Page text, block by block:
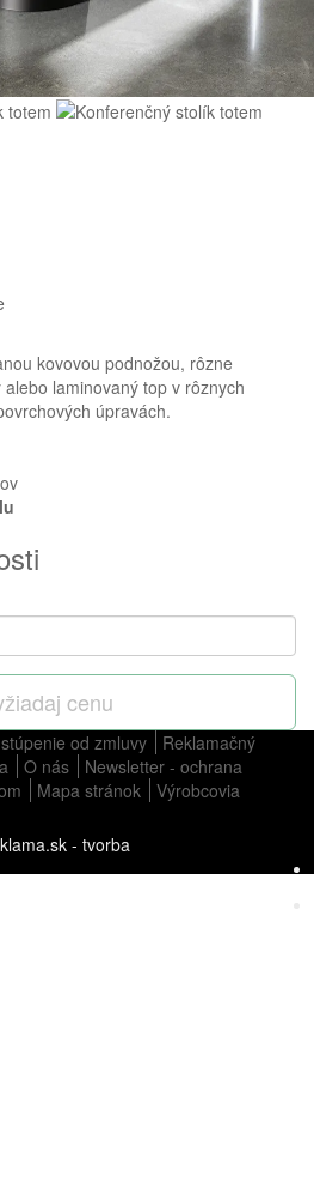
kovovou podnožou, rôzne
laminovaný top v rôznych
úpravách.
cenu
od zmluvy
Reklamačný
O nás
Newsletter - ochrana
Mapa stránok
Výrobcovia
- tvorba